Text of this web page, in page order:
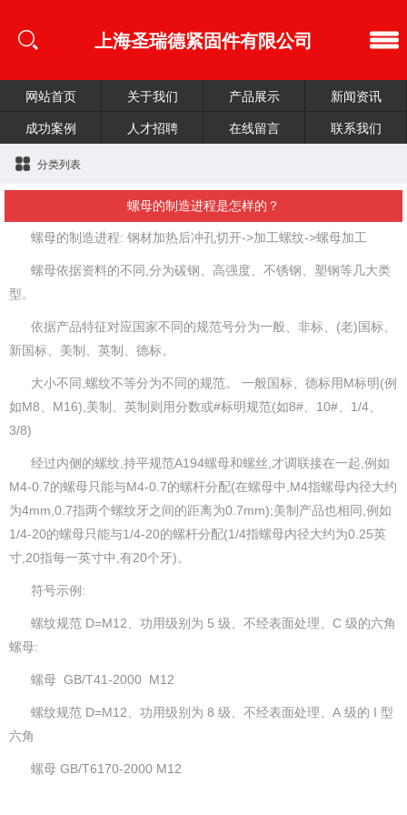
上海圣瑞德紧固件有限公司
网站首页 关于我们 产品展示
新闻资讯
成功案例
人才招聘 在线留言 联系我们
分类列表
螺母的制造进程是怎样的？
螺母的制造进程: 钢材加热后冲孔切开->加工螺纹->螺母加工
螺母依据资料的不同,分为碳钢、高强度、不锈钢、塑钢等几大类
型。
依据产品特征对应国家不同的规范号分为一般、非标、(老)国标、
新国标、美制、英制、德标。
大小不同,螺纹不等分为不同的规范。 一般国标、德标用M标明(例
如M8、M16),美制、英制则用分数或#标明规范(如8#、10#、1/4、
3/8)
经过内侧的螺纹,持平规范A194螺母和螺丝,才调联接在一起,例如
M4-0.7的螺母只能与M4-0.7的螺杆分配(在螺母中,M4指螺母内径大约
为4mm,0.7指两个螺纹牙之间的距离为0.7mm);美制产品也相同,例如
1/4-20的螺母只能与1/4-20的螺杆分配(1/4指螺母内径大约为0.25英
寸,20指每一英寸中,有20个牙)。
符号示例:
螺纹规范 D=M12、功用级别为 5 级、不经表面处理、C 级的六角
螺母:
螺母 GB/T41-2000 M12
螺纹规范 D=M12、功用级别为 8 级、不经表面处理、A 级的 I 型
六角
螺母 GB/T6170-2000 M12